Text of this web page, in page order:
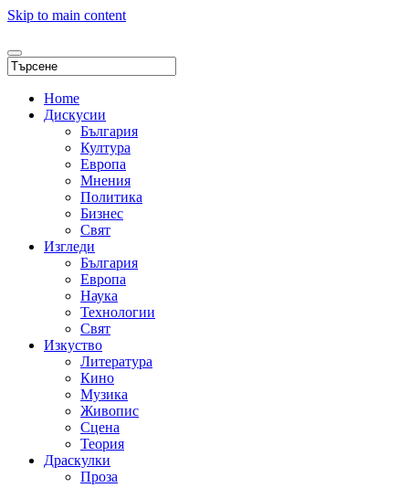
Skip to main content
Home
Дискусии
България
Култура
Европа
Мнения
Политика
Бизнес
Свят
Изгледи
България
Европа
Наука
Технологии
Свят
Изкуство
Литература
Кино
Музика
Живопис
Сцена
Теория
Драскулки
Проза